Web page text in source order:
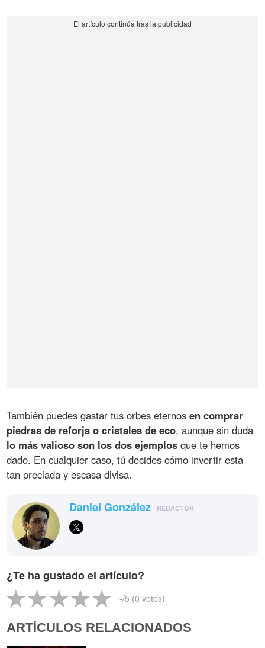
También puedes gastar tus orbes eternosen comprar
piedras de reforja o cristales de eco, aunque sin duda
lo más valioso son los dos ejemplos que te hemos
dado. En cualquier caso, tú decides cómo invertir esta
tan preciada y escasa divisa.
Daniel González REDACTOR
¿Te ha gustado el artículo?
-/5 (0 votos)
ARTÍCULOS RELACIONADOS